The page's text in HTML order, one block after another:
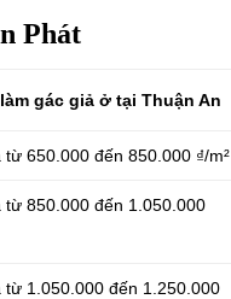
Phát
gácgiả ở tại Thuận An
650.000 đến 850.000 ₫/m²
850.000 đến 1.050.000
1.050.000 đến 1.250.000